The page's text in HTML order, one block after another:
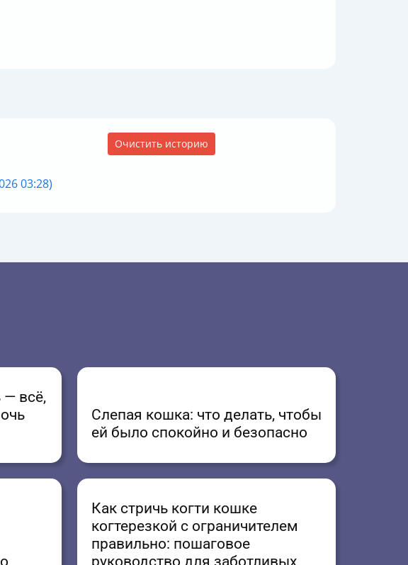
Очистить историю
03:28)
— всё,
Слепая кошка: что делать, чтобы
ей было спокойно и безопасно
Как стричь когти кошке
когтерезкой с ограничителем
правильно: пошаговое